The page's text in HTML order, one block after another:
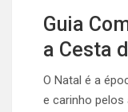
Guia
a Cesta
O Natal é a
e carinho pelos